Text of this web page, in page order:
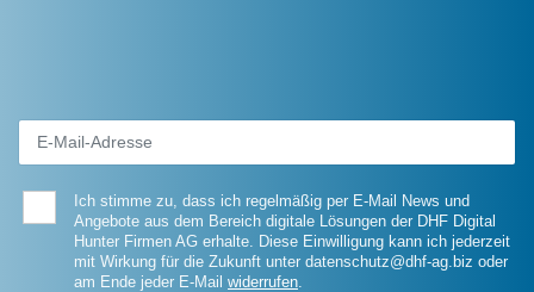
Ich stimme zu, dass ich regelmäßig per E-Mail News und
Angebote aus dem Bereich digitale Lösungen der DHF Digital
Hunter Firmen AG erhalte. Diese Einwilligung kann ich jederzeit
mit Wirkung für die Zukunft unter datenschutz@dhf-ag.biz oder
am Ende jeder E-Mail widerrufen